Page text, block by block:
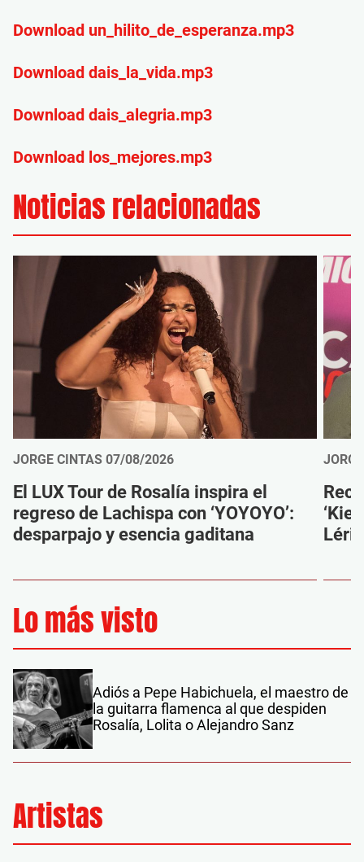
Download un_hilito_de_esperanza.mp3
Download dais_la_vida.mp3
Download dais_alegria.mp3
Download los_mejores.mp3
Noticias relacionadas
JORGE CINTAS 07/08/2026
El LUX Tour de Rosalía inspira el
regreso de Lachispa con ‘YOYOYO’:
desparpajo y esencia gaditana
Lo más visto
Adiós a Pepe Habichuela, el maestro de
la guitarra flamenca al que despiden
Rosalía, Lolita o Alejandro Sanz
Artistas